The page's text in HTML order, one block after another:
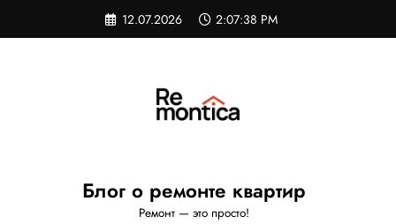
содержимому
12.07.2026 2:07:39 PM
Блог о ремонте квартир
Ремонт — это просто!